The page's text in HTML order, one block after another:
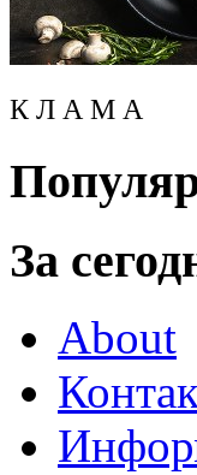
К Л А М А
За
About